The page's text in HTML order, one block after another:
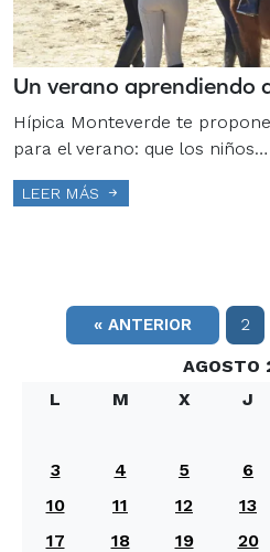
Un verano aprendiendo
Hípica Monteverde te
para el verano: que los niños…
LEER MÁS
« ANTERIOR 2
AGOSTO
L
M X J
3
4 5 6
10
11 12 13
17
18 19 20